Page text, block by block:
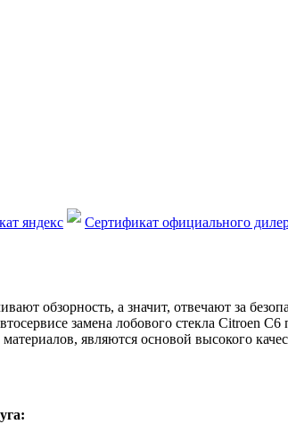
яндекс
Сертификат официального
обзорность, а значит, отвечают за
замена лобового стекла Сitroen
являются основой высокого